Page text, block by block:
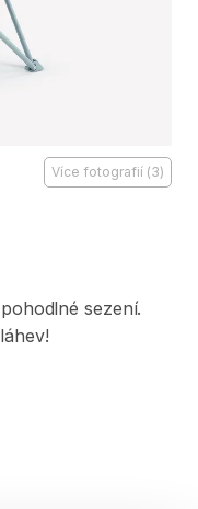
Více fotografií (3)
pohodlné sezení.
láhev!